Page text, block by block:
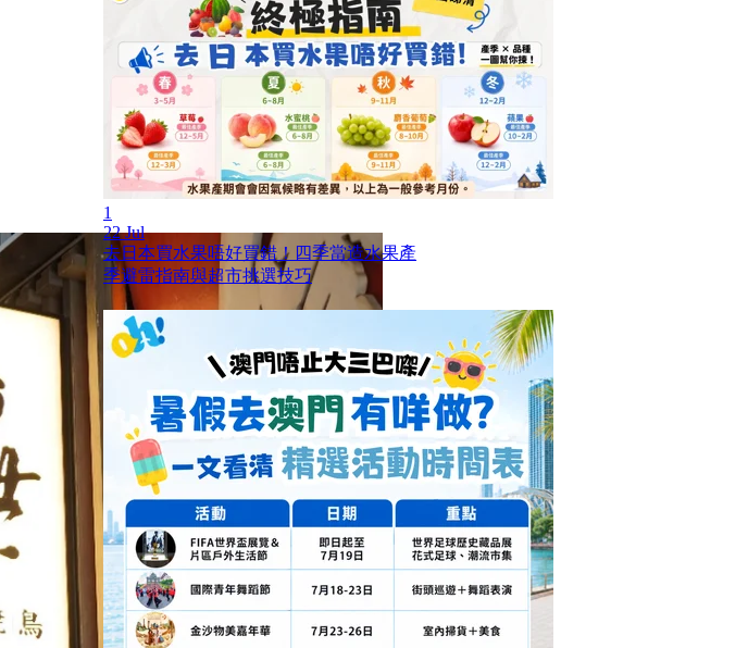
1
22 Jul
去日本買水果唔好買錯！四季當造水果產
季避雷指南與超市挑選技巧